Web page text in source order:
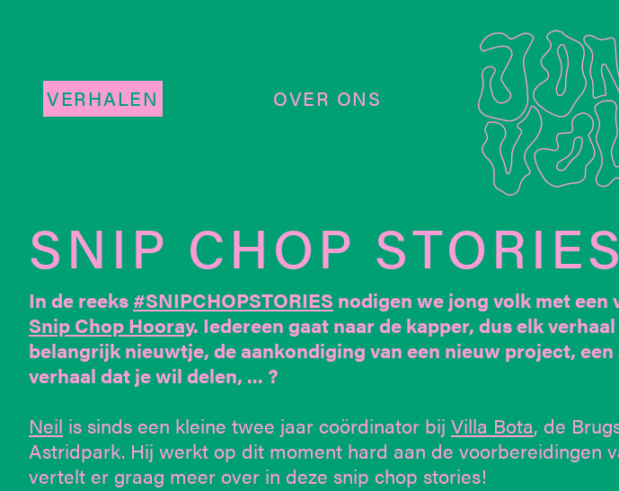
VERHALEN OVER ONS
SNIP CHOP
In de reeks#SNIPCHOPSTORIES nodigen we jong volk met
Snip Chop Hooray. Iedereen gaat naar de kapper, dus elk
belangrijk nieuwtje, de aankondiging van een nieuw project,
verhaal dat je wil delen, ... ?
Neil is sinds een kleine twee jaar coördinator bij Villa Bota, de
Astridpark. Hij werkt op dit moment hard aan de voorbereidingen
vertelt er graag meer over in deze snip chop stories!